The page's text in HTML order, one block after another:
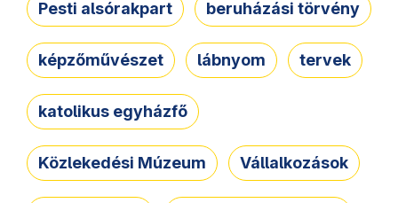
Pesti alsórakpart beruházási törvény
képzőművészet lábnyom tervek
katolikus egyházfő
Közlekedési Múzeum Vállalkozások